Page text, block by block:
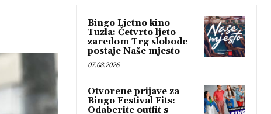
Bingo Ljetno kino
Tuzla: Četvrto ljeto
zaredom Trg slobode
postaje Naše mjesto
07.08.2026
Otvorene prijave za
Bingo Festival Fits:
Odaberite outfit s